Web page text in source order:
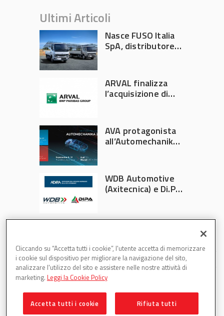
Ultimi Articoli
Nasce FUSO Italia
SpA, distributore
ARVAL finalizza
l’acquisizione di
AVA protagonista
all’Automechanika
WDB Automotive
(Axitecnica) e Di.Pa.
Cliccando su “Accetta tutti i cookie”, l'utente accetta di memorizzare
i cookie sul dispositivo per migliorare la navigazione del sito,
analizzare l'utilizzo del sito e assistere nelle nostre attività di
marketing. Leggi la Cookie Policy
Accetta tutti i cookie Rifiuta tutti